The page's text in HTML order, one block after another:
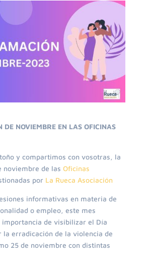
DE NOVIEMBRE EN LAS OFICINAS
y compartimos con vosotras, la
noviembre de las Oficinas
por La Rueca Asociación
informativas en materia de
o empleo, este mes
de visibilizar el Día
la erradicación de la violencia de
25 de noviembre con distintas